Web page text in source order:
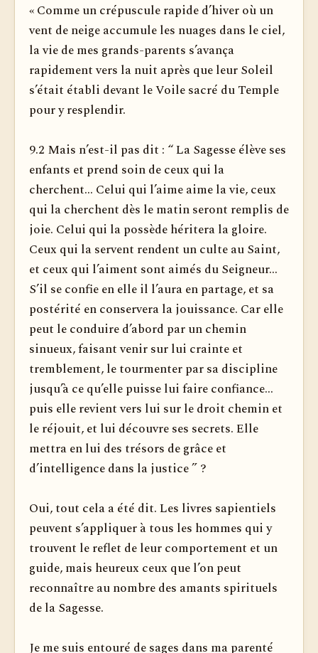
« Comme un crépuscule rapide d’hiver où un
vent de neige accumule les nuages dans le ciel,
la vie de mes grands-parents s’avança
rapidement vers la nuit après que leur Soleil
s’était établi devant le Voile sacré du Temple
pour y resplendir.
9.2 Mais n’est-il pas dit : “ La Sagesse élève ses
enfants et prend soin de ceux qui la
cherchent... Celui qui l’aime aime la vie, ceux
qui la cherchent dès le matin seront remplis de
joie. Celui qui la possède héritera la gloire.
Ceux qui la servent rendent un culte au Saint,
et ceux qui l’aiment sont aimés du Seigneur...
S’il se confie en elle il l’aura en partage, et sa
postérité en conservera la jouissance. Car elle
peut le conduire d’abord par un chemin
sinueux, faisant venir sur lui crainte et
tremblement, le tourmenter par sa discipline
jusqu’à ce qu’elle puisse lui faire confiance...
puis elle revient vers lui sur le droit chemin et
le réjouit, et lui découvre ses secrets. Elle
mettra en lui des trésors de grâce et
d’intelligence dans la justice ” ?
Oui, tout cela a été dit. Les livres sapientiels
peuvent s’appliquer à tous les hommes qui y
trouvent le reflet de leur comportement et un
guide, mais heureux ceux que l’on peut
reconnaître au nombre des amants spirituels
de la Sagesse.
Je me suis entouré de sages dans ma parenté